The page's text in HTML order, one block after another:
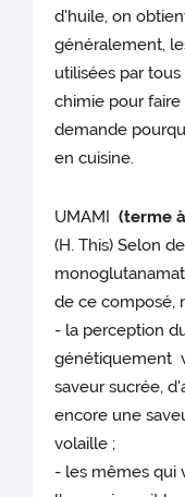
d'huile, on
généralement,
utilisées par
chimie pour
demande
en cuisine.
UMAMI (terme
(H. This) Selon
de ce composé,
- la perception
génétiquement
saveur sucrée,
encore une
volaille ;
- les mêmes qui